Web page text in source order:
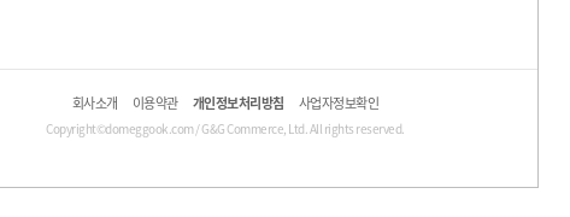
회사소개 이용약관 개인정보처리방침 사업자정보확인
Copyright©domeggook.com / G&G Commerce, Ltd. All rights reserved.